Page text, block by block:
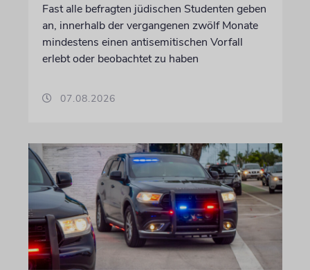
Fast alle befragten jüdischen Studenten geben
an, innerhalb der vergangenen zwölf Monate
mindestens einen antisemitischen Vorfall
erlebt oder beobachtet zu haben
07.08.2026